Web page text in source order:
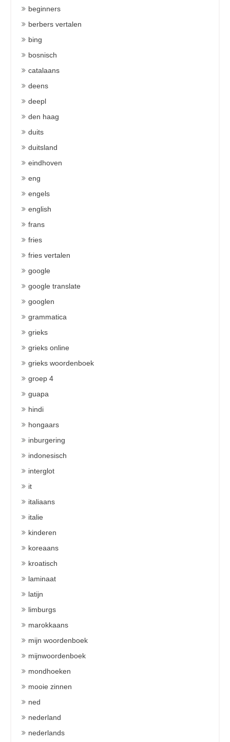
beginners
berbers vertalen
bing
bosnisch
catalaans
deens
deepl
den haag
duits
duitsland
eindhoven
eng
engels
english
frans
fries
fries vertalen
google
google translate
googlen
grammatica
grieks
grieks online
grieks woordenboek
groep 4
guapa
hindi
hongaars
inburgering
indonesisch
interglot
it
italiaans
italie
kinderen
koreaans
kroatisch
laminaat
latijn
limburgs
marokkaans
mijn woordenboek
mijnwoordenboek
mondhoeken
mooie zinnen
ned
nederland
nederlands